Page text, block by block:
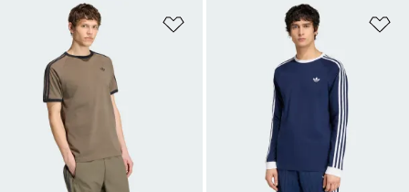
ほしいものリストに追加